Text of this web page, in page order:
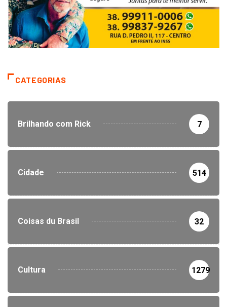
CATEGORIAS
Brilhando com Rick 7
Cidade 514
Coisas du Brasil 32
Cultura 1279